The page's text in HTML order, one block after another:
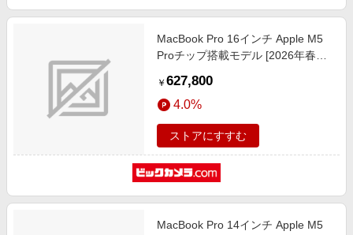
MacBook Pro 16インチ Apple M5
Proチップ搭載モデル [2026年春モ
CPUと20コアGPU] シルバー
MGE64J/A
￥ 627,800
4.0%
ストアにすすむ
MacBook Pro 14インチ Apple M5